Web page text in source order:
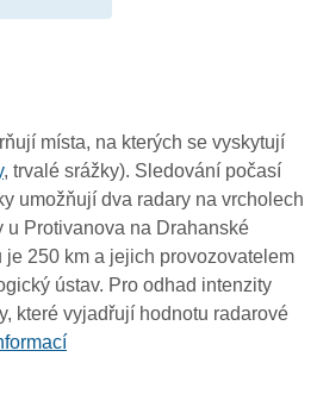
místa, na kterých se vyskytují
, trvalé srážky). Sledování počasí
umožňují dva radary na vrcholech
u Protivanova na Drahanské
250 km a jejich provozovatelem
ústav. Pro odhad intenzity
které vyjadřují hodnotu radarové